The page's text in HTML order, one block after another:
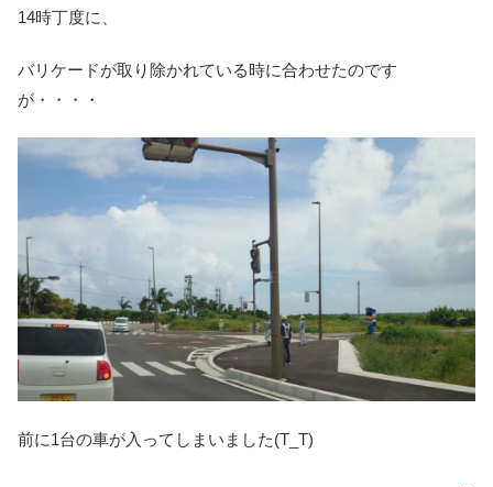
14時丁度に、
バリケードが取り除かれている時に合わせたのです
が・・・・
前に1台の車が入ってしまいました(T_T)